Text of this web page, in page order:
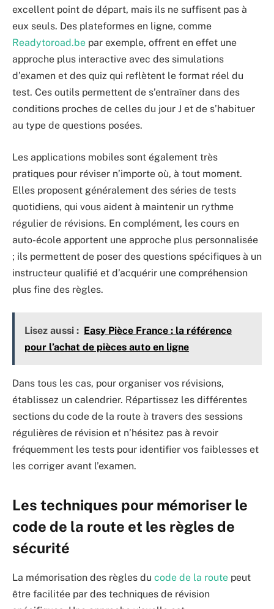
excellent point de départ, mais ils ne suffisent pas à
eux seuls. Des plateformes en ligne, comme
Readytoroad.be par exemple, offrent en effet une
approche plus interactive avec des simulations
d’examen et des quiz qui reflètent le format réel du
test. Ces outils permettent de s’entraîner dans des
conditions proches de celles du jour J et de s’habituer
au type de questions posées.
Les applications mobiles sont également très
pratiques pour réviser n’importe où, à tout moment.
Elles proposent généralement des séries de tests
quotidiens, qui vous aident à maintenir un rythme
régulier de révisions. En complément, les cours en
auto-école apportent une approche plus personnalisée
; ils permettent de poser des questions spécifiques à un
instructeur qualifié et d’acquérir une compréhension
plus fine des règles.
Lisez aussi : Easy Pièce France : la référence
pour l’achat de pièces auto en ligne
Dans tous les cas, pour organiser vos révisions,
établissez un calendrier. Répartissez les différentes
sections du code de la route à travers des sessions
régulières de révision et n’hésitez pas à revoir
fréquemment les tests pour identifier vos faiblesses et
les corriger avant l’examen.
Les techniques pour mémoriser le
code de la route et les règles de
sécurité
La mémorisation des règles du code de la route peut
être facilitée par des techniques de révision